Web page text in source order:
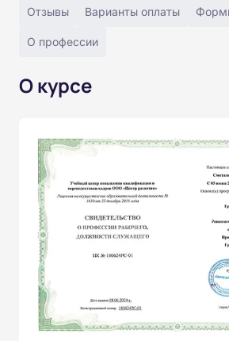
Отзывы Варианты оплаты
О профессии
О курсе